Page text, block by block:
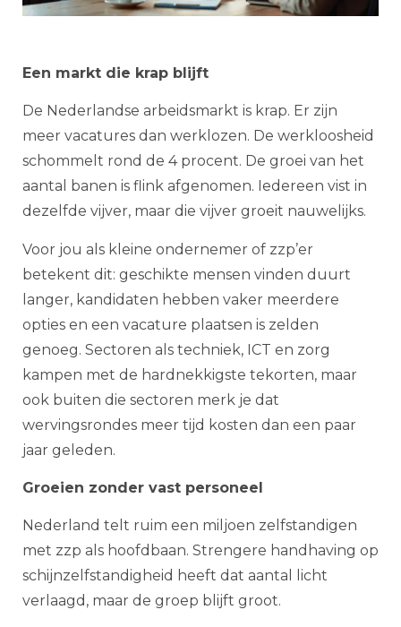
Een markt die krap blijft
De Nederlandse arbeidsmarkt is krap. Er zijn
meer vacatures dan werklozen. De werkloosheid
schommelt rond de 4 procent. De groei van het
aantal banen is flink afgenomen. Iedereen vist in
dezelfde vijver, maar die vijver groeit nauwelijks.
Voor jou als kleine ondernemer of zzp’er
betekent dit: geschikte mensen vinden duurt
langer, kandidaten hebben vaker meerdere
opties en een vacature plaatsen is zelden
genoeg. Sectoren als techniek, ICT en zorg
kampen met de hardnekkigste tekorten, maar
ook buiten die sectoren merk je dat
wervingsrondes meer tijd kosten dan een paar
jaar geleden.
Groeien zonder vast personeel
Nederland telt ruim een miljoen zelfstandigen
met zzp als hoofdbaan. Strengere handhaving op
schijnzelfstandigheid heeft dat aantal licht
verlaagd, maar de groep blijft groot.